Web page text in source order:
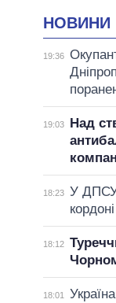
НОВИНИ
19:36
19:03
Над
18:23 У ДПСУ
18:12
18:01